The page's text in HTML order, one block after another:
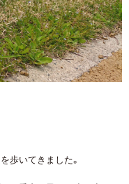
歩いてきました。